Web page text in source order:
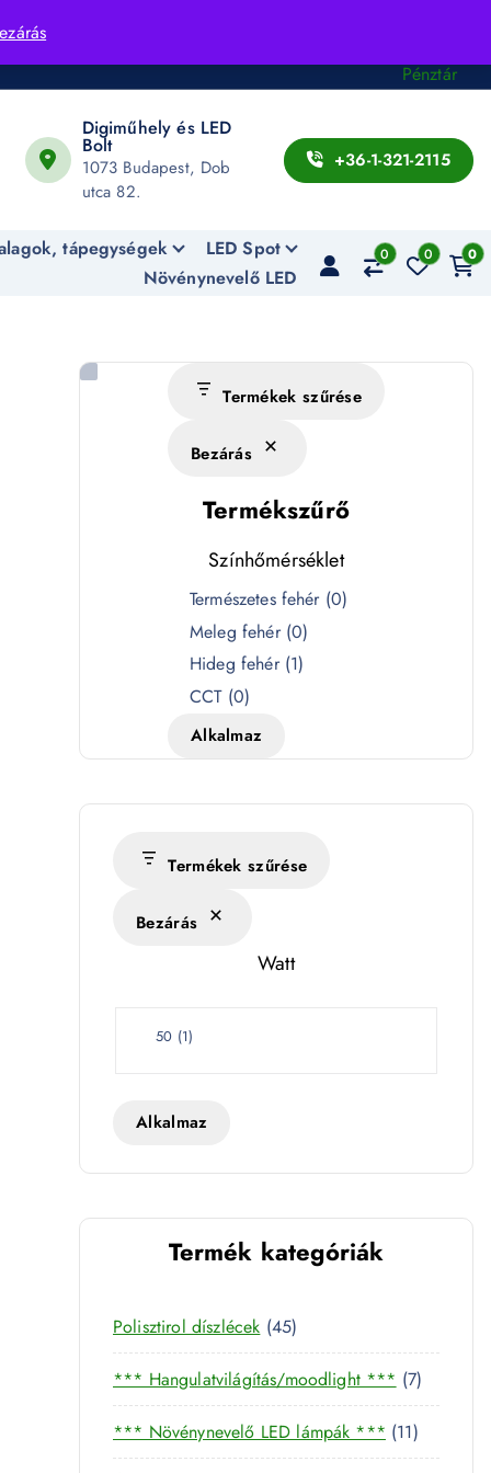
Pénztár
Digiműhely és LED
Bolt
1073 Budapest, Dob
utca 82.
+36-1-321-2115
tápegységek
LED Spot
Növénynevelő LED
0 0 0
mennyiség
Termékek szűrése
Bezárás
Termékszűrő
Színhőmérséklet
é
s
k
Természetes fehér (0)
Meleg fehér (0)
Hideg fehér (1)
CCT (0)
Alkalmaz
Termékek szűrése
Bezárás
Watt
W
t
50 (1)
Alkalmaz
Termék kategóriák
Polisztirol díszlécek 454
5
t
e
r
*** Hangulatvilágítás/moodlight *** 77
t
e
r
*** Növénynevelő LED lámpák *** 111
1